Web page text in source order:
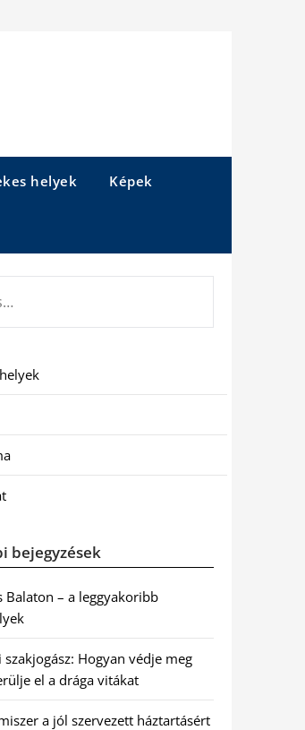
helyek Képek
bejegyzések
Balaton – a leggyakoribb
Hogyan védje meg
el a drága vitákat
a jól szervezett háztartásért